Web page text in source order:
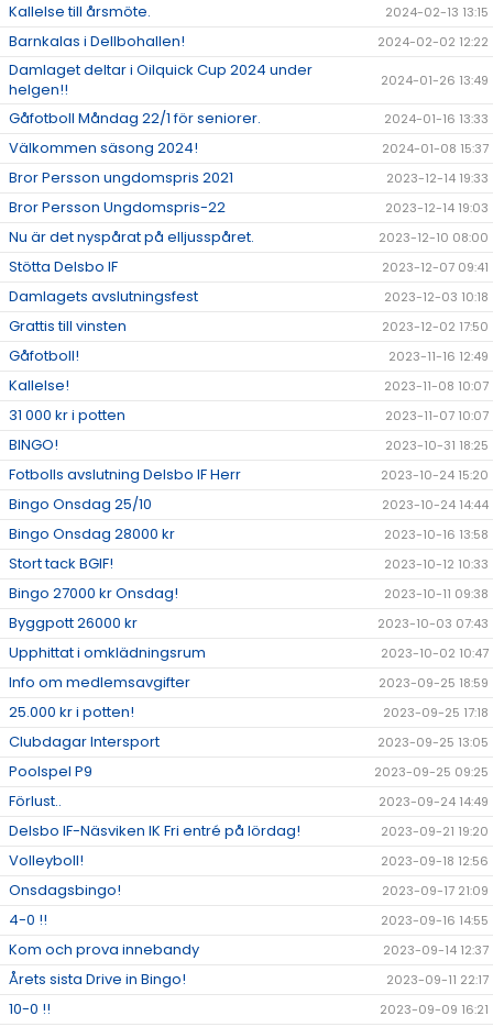
Kallelse till årsmöte. 2024-02-13 13:15
Barnkalas i Dellbohallen! 2024-02-02 12:22
Damlaget deltar i Oilquick Cup 2024 under
helgen!!
2024-01-26 13:49
Gåfotboll Måndag 22/1 för seniorer. 2024-01-16 13:33
Välkommen säsong 2024! 2024-01-08 15:37
Bror Persson ungdomspris 2021 2023-12-14 19:33
Bror Persson Ungdomspris-22 2023-12-14 19:03
Nu är det nyspårat på elljusspåret. 2023-12-10 08:00
Stötta Delsbo IF 2023-12-07 09:41
Damlagets avslutningsfest 2023-12-03 10:18
Grattis till vinsten 2023-12-02 17:50
Gåfotboll! 2023-11-16 12:49
Kallelse! 2023-11-08 10:07
31 000 kr i potten 2023-11-07 10:07
BINGO! 2023-10-31 18:25
Fotbolls avslutning Delsbo IF Herr 2023-10-24 15:20
Bingo Onsdag 25/10 2023-10-24 14:44
Bingo Onsdag 28000 kr 2023-10-16 13:58
Stort tack BGIF! 2023-10-12 10:33
Bingo 27000 kr Onsdag! 2023-10-11 09:38
Byggpott 26000 kr 2023-10-03 07:43
Upphittat i omklädningsrum 2023-10-02 10:47
Info om medlemsavgifter 2023-09-25 18:59
25.000 kr i potten! 2023-09-25 17:18
Clubdagar Intersport 2023-09-25 13:05
Poolspel P9 2023-09-25 09:25
Förlust.. 2023-09-24 14:49
Delsbo IF-Näsviken IK Fri entré på lördag! 2023-09-21 19:20
Volleyboll! 2023-09-18 12:56
Onsdagsbingo! 2023-09-17 21:09
4-0 !! 2023-09-16 14:55
Kom och prova innebandy 2023-09-14 12:37
Årets sista Drive in Bingo! 2023-09-11 22:17
10-0 !! 2023-09-09 16:21